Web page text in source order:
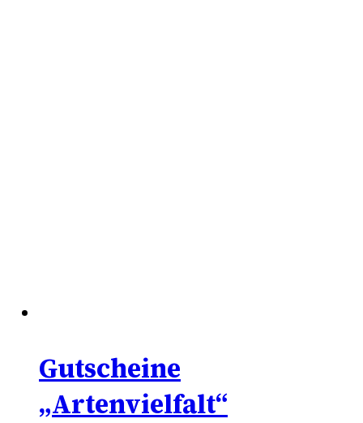
Gutscheine
„Artenvielfalt“